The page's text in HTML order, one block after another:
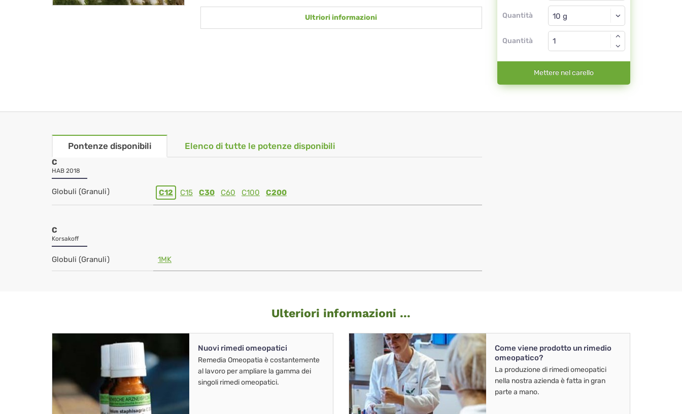
Ultriori informazioni Quantità
Globuli
Quantità
Mettere nel carello
Pontenze disponibili Elenco di tutte le potenze disponibili
C
HAB 2018
Globuli (Granuli) C12 C15 C30 C60 C100 C200
C
Korsakoff
Globuli (Granuli) 1MK
Ulteriori informazioni ...
Nuovi rimedi omeopatici
Remedia Omeopatia è costantemente
al lavoro per ampliare la gamma dei
singoli rimedi omeopatici.
Come viene prodotto un rimedio
omeopatico?
La produzione di rimedi omeopatici
nella nostra azienda è fatta in gran
parte a mano.